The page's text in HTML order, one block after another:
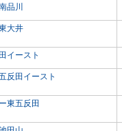
品川
大井
イースト
反田イースト
東五反田